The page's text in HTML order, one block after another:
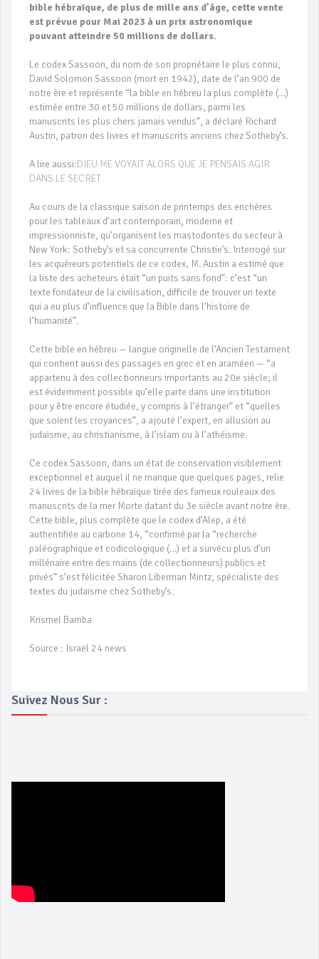
bible hébraïque, de plus de mille ans d’âge, cette vente
est prévue pour Mai 2023 à un prix astronomique
pouvant atteindre 50 millions de dollars.
Le codex Sassoon, du nom de son propriétaire le plus connu,
David Solomon Sassoon (mort en 1942), date de l’an 900 de
notre ère et représente “la bible en hébreu la plus complète (…)
estimée entre 30 et 50 millions de dollars, parmi les
manuscrits les plus chers jamais vendus”, a déclaré Richard
Austin, patron des livres et manuscrits anciens chez Sotheby’s.
A lire aussi:DIEU ME VOYAIT ALORS QUE JE PENSAIS AGIR
DANS LE SECRET
Au cours de la classique saison de printemps des enchères
pour les tableaux d’art contemporain, moderne et
impressionniste, qu’organisent les mastodontes du secteur à
New York: Sotheby’s et sa concurrente Christie’s. Interrogé sur
les acquéreurs potentiels de ce codex, M. Austin a estimé que
la liste des acheteurs était “un puits sans fond”: c’est “un
texte fondateur de la civilisation, difficile de trouver un texte
qui a eu plus d’influence que la Bible dans l’histoire de
l’humanité”.
Cette bible en hébreu — langue originelle de l’Ancien Testament
qui contient aussi des passages en grec et en araméen — “a
appartenu à des collectionneurs importants au 20e siècle; il
est évidemment possible qu’elle parte dans une institution
pour y être encore étudiée, y compris à l’étranger” et “quelles
que soient les croyances”, a ajouté l’expert, en allusion au
judaïsme, au christianisme, à l’islam ou à l’athéisme.
Ce codex Sassoon, dans un état de conservation visiblement
exceptionnel et auquel il ne manque que quelques pages, relie
24 livres de la bible hébraïque tirée des fameux rouleaux des
manuscrits de la mer Morte datant du 3e siècle avant notre ère.
Cette bible, plus complète que le codex d’Alep, a été
authentifiée au carbone 14, “confirmé par la “recherche
paléographique et codicologique (…) et a survécu plus d’un
millénaire entre des mains (de collectionneurs) publics et
privés” s’est félicitée Sharon Liberman Mintz, spécialiste des
textes du judaïsme chez Sotheby’s.
Krismel Bamba
Source : Israël 24 news
Suivez Nous Sur :